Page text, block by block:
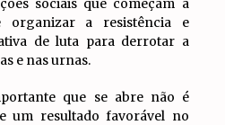
sociais que começam a
organizar a resistência e
de luta para derrotar a
e nas urnas.
que se abre não é
um resultado favorável no